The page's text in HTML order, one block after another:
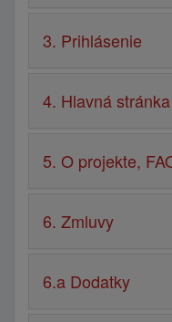
3. Prihlásenie
4. Hlavná stránka
5. O projekte,
6. Zmluvy
6.a Dodatky